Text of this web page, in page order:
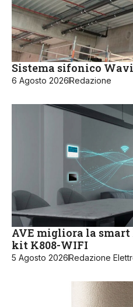
Sistema sifonico
6 Agosto 2026Redazione
AVE migliora la smart
kit K808-WIFI
5 Agosto 2026Redazione